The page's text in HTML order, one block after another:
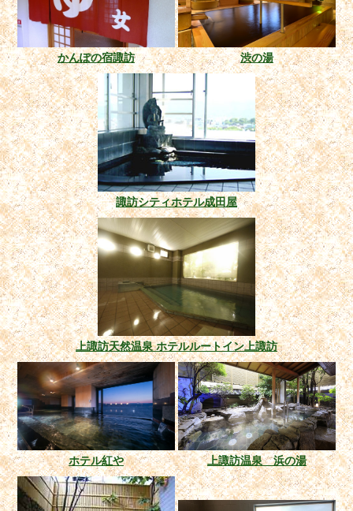
かんぽの宿諏訪 渋の湯
諏訪シティホテル成田屋
上諏訪天然温泉 ホテルルートイン上諏訪
ホテル紅や 上諏訪温泉 浜の湯